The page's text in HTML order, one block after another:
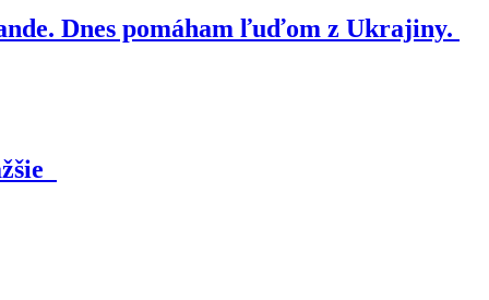
Dnes pomáham ľuďom z Ukrajiny.